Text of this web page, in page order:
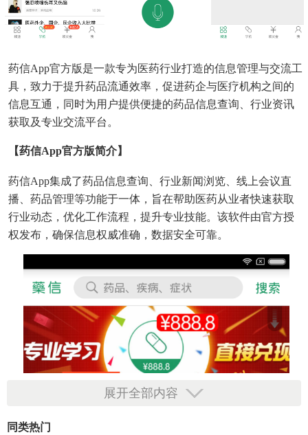
药信App官方版是一款专为医药行业打造的信息管理与交流工
具，致力于提升药品流通效率，促进药企与医疗机构之间的
信息互通，同时为用户提供便捷的药品信息查询、行业资讯
获取及专业交流平台。
【药信app官方版简介】
药信App集成了药品信息查询、行业新闻浏览、线上会议直
播、药品管理等功能于一体，旨在帮助医药从业者快速获取
行业动态，优化工作流程，提升专业技能。该软件由官方授
权发布，确保信息权威准确，数据安全可靠。
展开全部内容
同类热门